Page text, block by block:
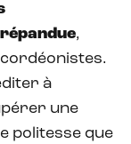
,
à
une
politesse que